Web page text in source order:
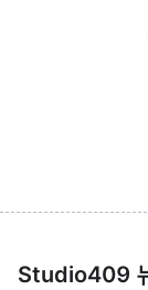
Studio409